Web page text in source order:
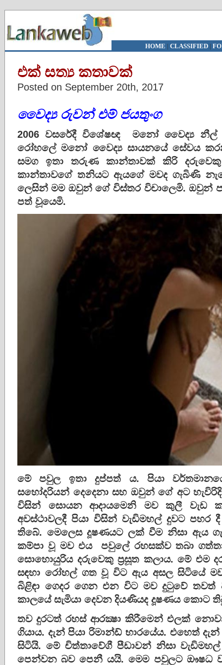
HOME | CLASSIFIED|
එක් සත්‍ය කතාවක්
Posted on September 20th, 2017
වෛද් රුවන් එම් ජයතුංග
2006 වසරේදී විශේෂඥ මනෝ වෛද්‍ය නීල්
රෝහලේ මනෝ වෛද්‍ය සායනයේ සේවය
සමග ඉතා තරුණ කාන්තාවක් කිරි
කාන්තාවගේ තනියට ඇයගේ මවද ගැබිණි
ලෙසින් මම ඔවුන් ගේ විස්තර විචාලෙමි. ඔවුන්
පත් වූයෙමි.
මේ පවුල ඉතා දුප්පත් ය​. පියා
සහෝදරියන් දෙදෙනා සහ ඔවුන් ගේ අට
විසින් සොයන ආදායමෙනි මව කුලී වැඩ
අවස්ථාවලදී පියා විසින් වැඩිමහල් දුවට
තිබේ. මෙලෙස දූෂණයට ලක් වීම නිසා ඇය
කම්පා වූ මව එය පවුලේ රහසක්ව තබා
සොහොයුරිය දරුවෙකු ප්‍රසූත කලාය​. මේ එම
සඳහා රෝහල් ගත වූ විට ඇය අසල සිටියේ
බිළිඳා ගෙදර ගෙන එන විට මව දුටුවේ
කාලයේ සැමියා දෙවන දියණියද දූෂණය කොට
තව දුරටත් රහස් ආරක්‍ෂා කිරීමෙන් එලක්
ගියාය​. දැන් පියා රිමාන්ඩ් භාරයේය​. එහෙත්
සිටියි. මේ චිත්තාවේගී පීඩාවන් නිසා
පෙන්වන බව පෙනී යයි. මෙම පවුලට ඖෂධ